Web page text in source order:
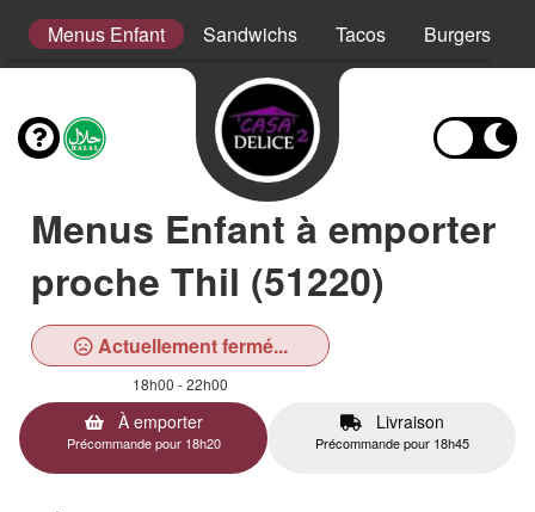
Menus Enfant Sandwichs Tacos Burgers
Menus Enfant à emporter
proche Thil (51220)
Actuellement fermé...
18h00 - 22h00
À emporter
Précommande pour 18h20
Livraison
Précommande pour 18h45